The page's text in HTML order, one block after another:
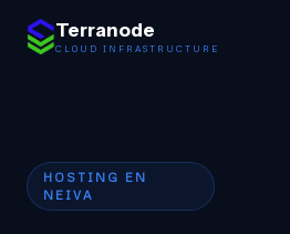
Terranode
CLOUD INFRASTRUCTURE
HOSTING EN
NEIVA